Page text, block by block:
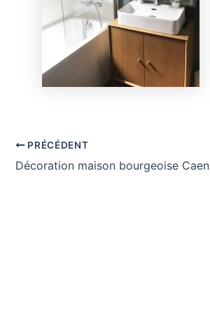
PRÉCÉDENT
Décoration maison bourgeoise Caen